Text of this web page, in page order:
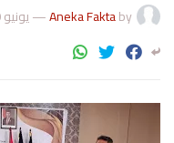
by
Aneka Fakta
—يونيو 30, 2025